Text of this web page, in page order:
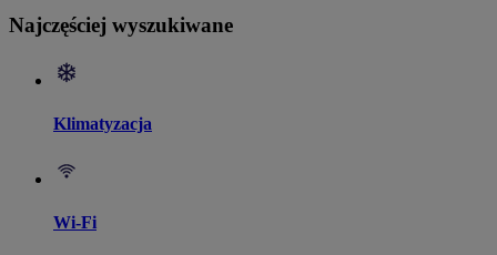
Najczęściej wyszukiwane
Klimatyzacja
Wi-Fi